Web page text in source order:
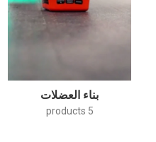
بناء العضلات
5 products